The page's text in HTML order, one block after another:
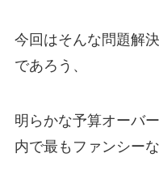
今回はそんな問題解
であろう、
明らかな予算オーバ
内で最もファンシー